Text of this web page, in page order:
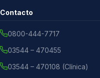
Contacto
0800-444-7717
03544 – 470455
03544 – 470108 (Clínica)